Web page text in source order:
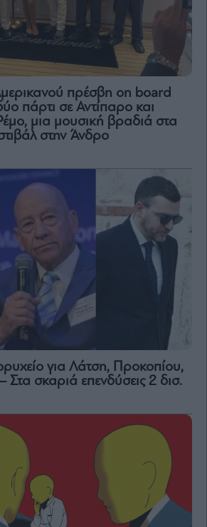
πρέσβη on board
πάρτι σε Αντίπαρο και
μια μουσική βραδιά στα
στην Άνδρο
για Λάτση, Προκοπίου,
Στα σκαριά επενδύσεις 2 δισ.